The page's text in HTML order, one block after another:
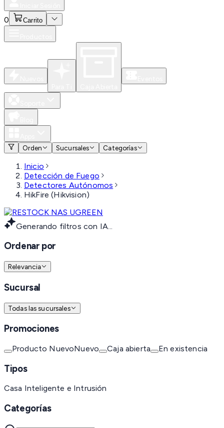
0 Carrito
Orden
Sucursales Categorías
Inicio
Detección de Fuego
Detectores Autónomos
HikFire (Hikvision)
Generando filtros con IA...
Ordenar por
Relevancia
Sucursal
Todas las sucursales
Promociones
Producto NuevoNuevo Caja abierta En existencia
Tipos
Casa Inteligente e Intrusión
Categorías